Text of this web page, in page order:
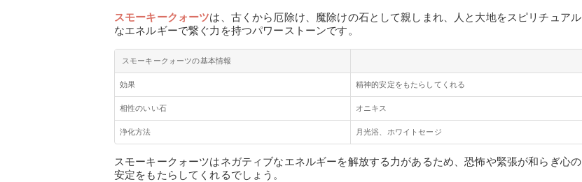
スモーキークォーツは、古くから厄除け、魔除けの石として親しまれ、人と大地をスピリチュアル
なエネルギーで繋ぐ力を持つパワーストーンです。
スモーキークォーツの基本情報
効果 精神的安定をもたらしてくれる
相性のいい石 オニキス
浄化方法 月光浴、ホワイトセージ
スモーキークォーツはネガティブなエネルギーを解放する力があるため、恐怖や緊張が和らぎ心の
安定をもたらしてくれるでしょう。